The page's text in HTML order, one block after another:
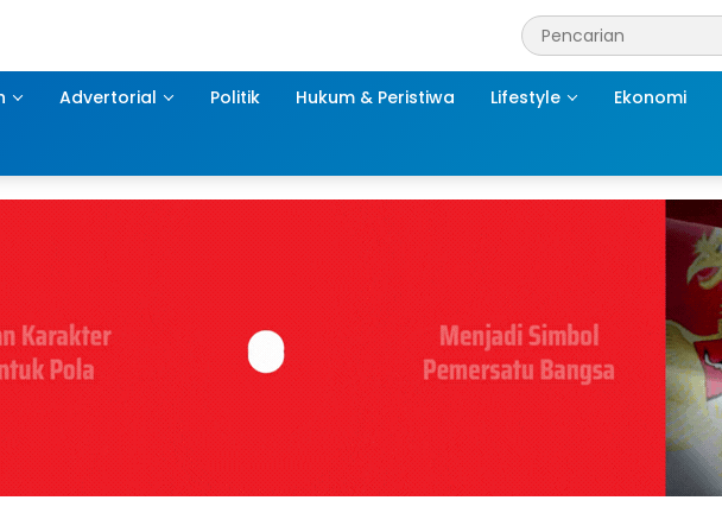
Advertorial Politik Hukum & Peristiwa Lifestyle Ekonomi